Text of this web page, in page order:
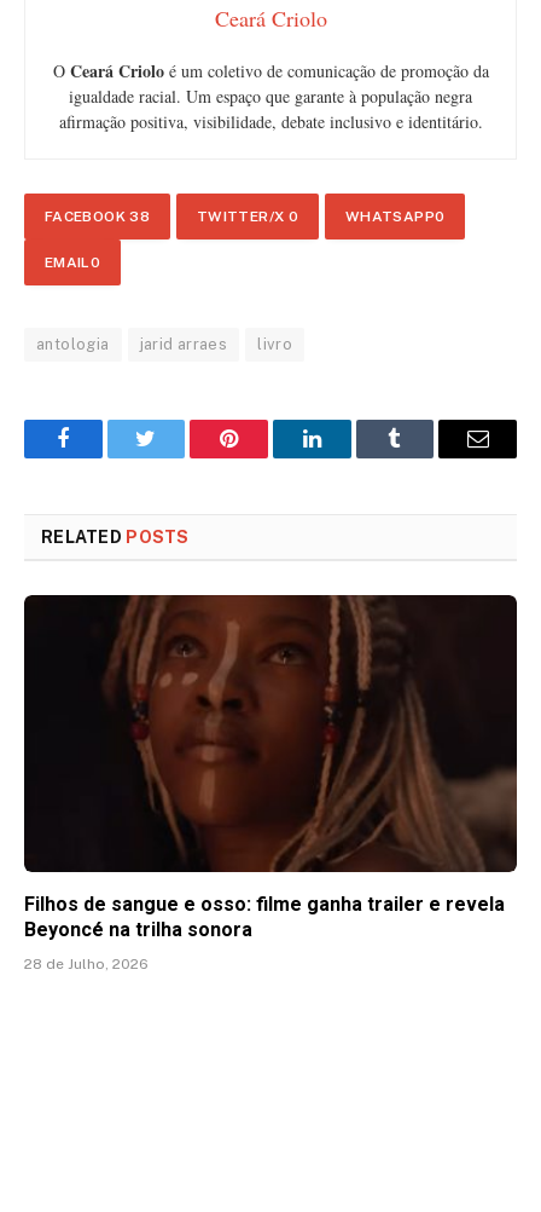
Ceará Criolo
O Ceará Crioloé um coletivo de comunicação de promoção da
igualdade racial. Um espaço que garante à população negra
afirmação positiva, visibilidade, debate inclusivo e identitário.
FACEBOOK38 TWITTER/X 0 WHATSAPP0
EMAIL0
antologia jarid arraes livro
FacebookTwitter Pinterest LinkedInTumblr Email
RELATED POSTS
Filhos de sangue e osso: filme ganha trailer e revela
Beyoncé na trilha sonora
28 de Julho, 2026